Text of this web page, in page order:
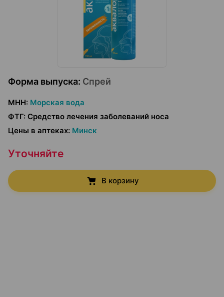
Форма выпуска: Спрей
МНН: Морская вода
ФТГ: Средство лечения заболеваний носа
Цены в аптеках: Минск
Уточняйте
В корзину